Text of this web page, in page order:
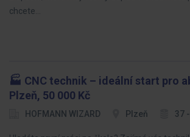
chcete…
🏭 CNC technik – ideální start pro
Plzeň, 50 000 Kč
HOFMANN WIZARD Plzeň 37